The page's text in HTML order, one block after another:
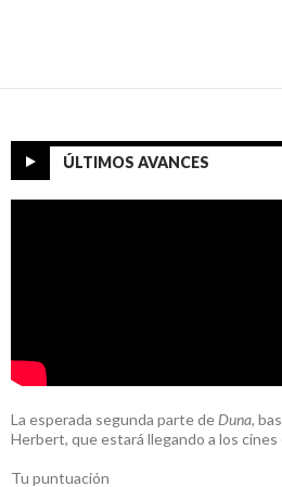
ÚLTIMOS AVANCES
La esperada segunda parte de Duna,
Herbert, que estará llegando a los
Tu puntuación